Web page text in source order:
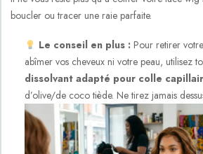
boucler ou tracer une raie parfaite.
Le conseil en plus : Pour retirer
abîmer vos cheveux ni votre peau, utilisez
dissolvant adapté pour colle
d’olive/de coco tiède. Ne tirez jamais